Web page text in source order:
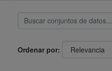
Ordenar por